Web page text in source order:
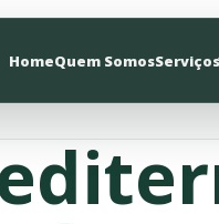
HomeQuem SomosServiços